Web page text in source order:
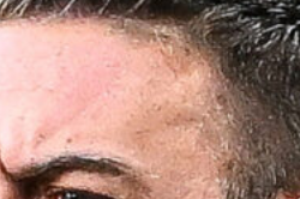
un centrocampista
De Rossi